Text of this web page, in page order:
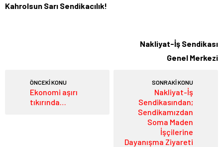
Kahrolsun Sarı Sendikacılık!
Nakliyat-İş Sendikası
Genel Merkezi
ÖNCEKİ KONU
Ekonomi aşırı
tıkırında…
SONRAKİ KONU
Nakliyat-İş
Sendikasından;
Sendikamızdan
Soma Maden
İşçilerine
Dayanışma Ziyareti